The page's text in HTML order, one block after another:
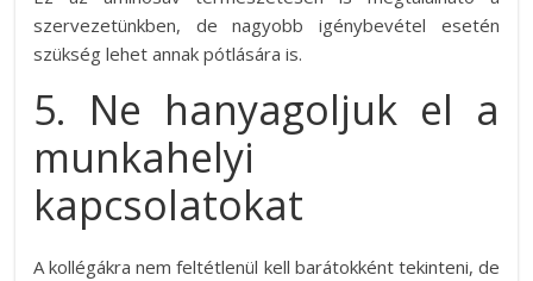
szervezetünkben, de nagyobb igénybevétel esetén
szükség lehet annak pótlására is.
5. Ne hanyagoljuk el a
munkahelyi
kapcsolatokat
A kollégákra nem feltétlenül kell barátokként tekinteni, de